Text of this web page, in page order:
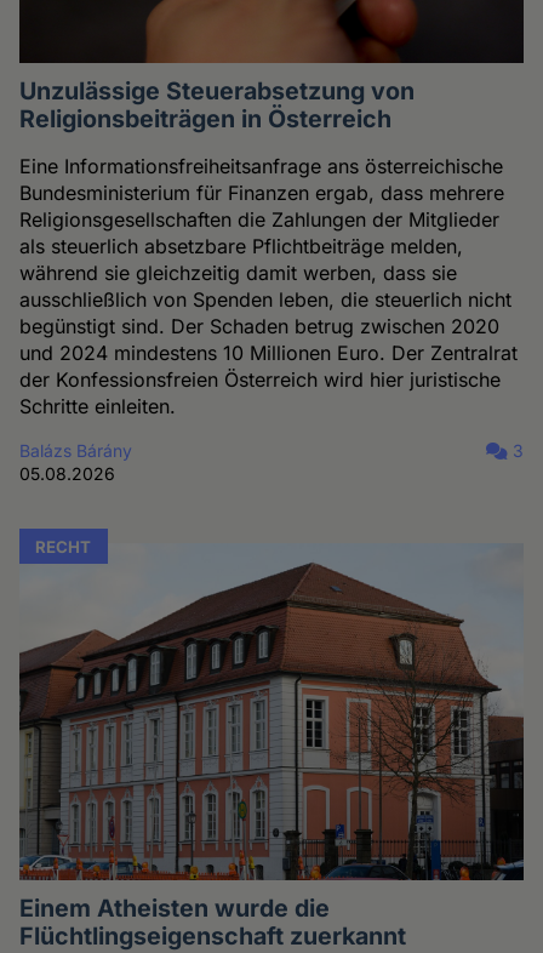
Unzulässige Steuerabsetzung von
Religionsbeiträgen in Österreich
Eine Informationsfreiheitsanfrage ans österreichische
Bundesministerium für Finanzen ergab, dass mehrere
Religionsgesellschaften die Zahlungen der Mitglieder
als steuerlich absetzbare Pflichtbeiträge melden,
während sie gleichzeitig damit werben, dass sie
ausschließlich von Spenden leben, die steuerlich nicht
begünstigt sind. Der Schaden betrug zwischen 2020
und 2024 mindestens 10 Millionen Euro. Der Zentralrat
der Konfessionsfreien Österreich wird hier juristische
Schritte einleiten.
Balázs Bárány
05.08.2026
3
RECHT
Einem Atheisten wurde die
Flüchtlingseigenschaft zuerkannt